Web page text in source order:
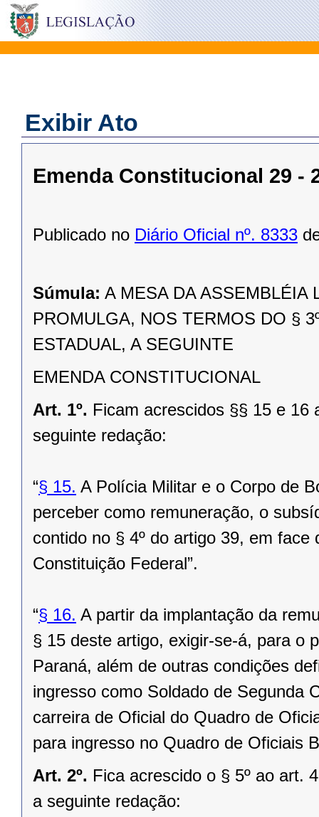
Exibir Ato
Emenda Constitucional 29 -
Publicado no Diário Oficial nº. 8333
Súmula: A MESA DA ASSEMBLÉIA
PROMULGA, NOS TERMOS DO §
ESTADUAL, A SEGUINTE
EMENDA CONSTITUCIONAL
Art. 1º. Ficam acrescidos §§ 15 e 16
seguinte redação:
“§ 15. A Polícia Militar e o Corpo de
perceber como remuneração, o
contido no § 4º do artigo 39, em
Constituição Federal”.
“§ 16. A partir da implantação da
§ 15 deste artigo, exigir-se-á, para o
Paraná, além de outras condições
ingresso como Soldado de Segunda
carreira de Oficial do Quadro de
para ingresso no Quadro de Oficiais
Art. 2º. Fica acrescido o § 5º ao art.
a seguinte redação: